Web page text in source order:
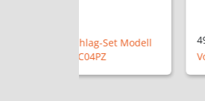
49,82 €
Vollolive "Alt Wien L - P